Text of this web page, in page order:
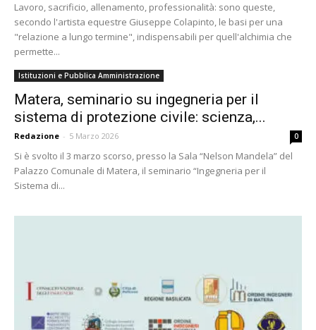
Lavoro, sacrificio, allenamento, professionalità: sono queste,
secondo l'artista equestre Giuseppe Colapinto, le basi per una
"relazione a lungo termine", indispensabili per quell'alchimia che
permette...
Istituzioni e Pubblica Amministrazione
Matera, seminario su ingegneria per il
sistema di protezione civile: scienza,...
Redazione - 5 Marzo 2026 0
Si è svolto il 3 marzo scorso, presso la Sala “Nelson Mandela” del
Palazzo Comunale di Matera, il seminario “Ingegneria per il
Sistema di...